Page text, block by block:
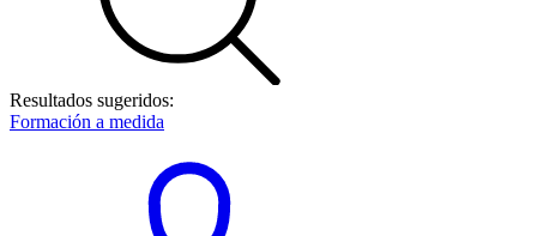
Resultados sugeridos:
Formación a medida